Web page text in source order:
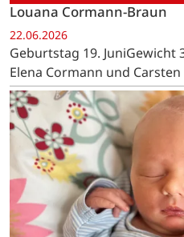
Louana Cormann-Braun
22.06.2026
Geburtstag 19. JuniGewicht
Elena Cormann und